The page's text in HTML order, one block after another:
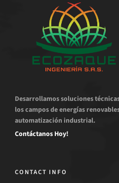
Desarrollamos soluciones
los campos de energías
automatización industrial.
Contáctanos Hoy!
CONTACT INFO